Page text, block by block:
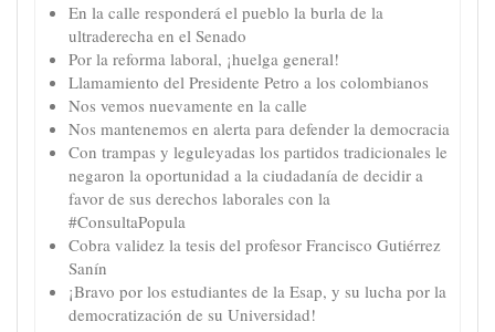
En la calle responderá el pueblo la burla de la
ultraderecha en el Senado
Por la reforma laboral, ¡huelga general!
Llamamiento del Presidente Petro a los colombianos
Nos vemos nuevamente en la calle
Nos mantenemos en alerta para defender la democracia
Con trampas y leguleyadas los partidos tradicionales le
negaron la oportunidad a la ciudadanía de decidir a
favor de sus derechos laborales con la
#ConsultaPopula
Cobra validez la tesis del profesor Francisco Gutiérrez
Sanín
¡Bravo por los estudiantes de la Esap, y su lucha por la
democratización de su Universidad!